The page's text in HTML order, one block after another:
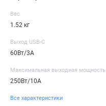
Вес
1.52 кг
Выход USB-C
60Вт/3А
Максимальная выходная мощность
250Вт/10А
Все характеристики